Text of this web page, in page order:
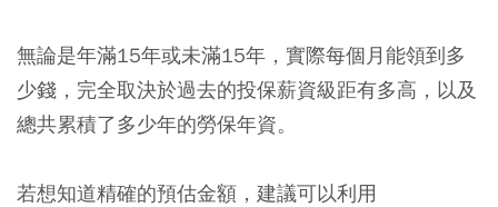
無論是年滿15年或未滿15年，實際每個月能領到多
少錢，完全取決於過去的投保薪資級距有多高，以及
總共累積了多少年的勞保年資。
若想知道精確的預估金額，建議可以利用